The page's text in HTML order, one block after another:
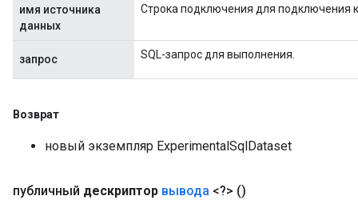
имя источника
данных
Строка подключения для подключения
запрос SQL-запрос для выполнения.
Возврат
новый экземпляр ExperimentalSqlDataset
публичный дескриптор вывода <?> ()